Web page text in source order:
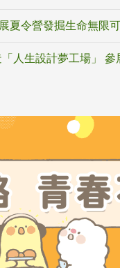
夏令營發掘生命無限
人生設計夢工場」